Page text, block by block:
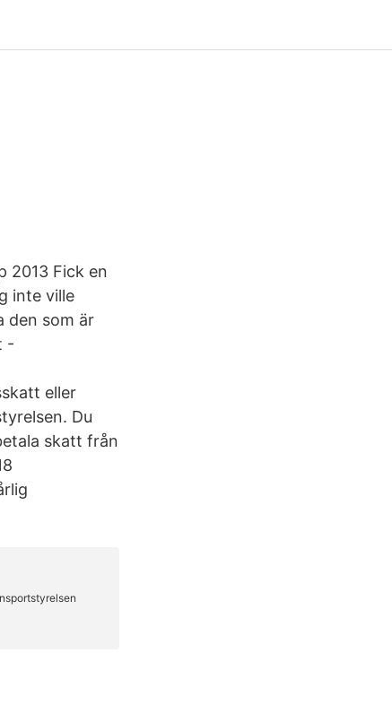
2013 Fick en
inte ville
den som är
-
eller
Du
skatt från